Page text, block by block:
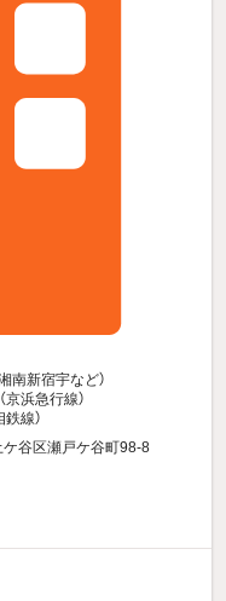
南新宿宇など）
京浜急行線）
鉄線）
谷区瀬戸ケ谷町98-8